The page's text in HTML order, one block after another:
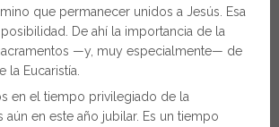
que permanecer unidos a Jesús. Esa
De ahí la importancia de la
—y, muy especialmente— de
la Eucaristía.
en el tiempo privilegiado de la
aún en este año jubilar. Es un tiempo